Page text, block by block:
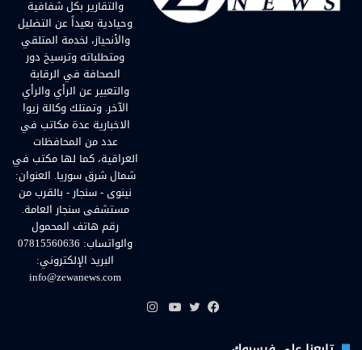
والتقارير بكل شفافية
وحيادية بعيداً عن التضليل
والأنحياز، لخدمة المتلقي
ومتطلباته وترسيخ دور
الصحافة في الرقابة
والتعبير عن الرأي والرأي
الآخر. وتمتلك وكالة زيوا
الاخبارية عدة مكاتب في
عدد من المحافظات
العراقية، كما لها مكتب في
شمال شرق سوريا. العنوان:
نينوى - سنجار - بالقرب من
مستشفى سنجار العامة.
رقم هاتف المحمول
والواتساب: 07815560636
البريد الإلكتروني:
info@zewanews.com